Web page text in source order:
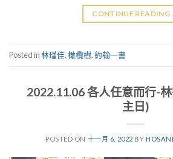
CONTINUE READING
Posted in林瑾佳,橄欖樹,約翰一書
2022.11.06 各人任意而行-
主日)
POSTED ON 十一月 6, 2022 BY